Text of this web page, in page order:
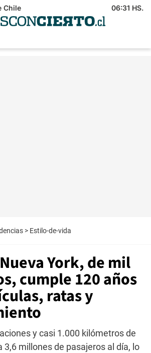
Chile 06:31 HS.
> Estilo-de-vida
York, de mil
cumple 120 años
ratas y
y casi 1.000 kilómetros de
3,6 millones de pasajeros al día, lo